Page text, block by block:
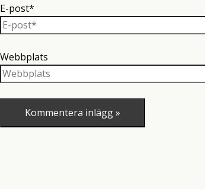
E-post*
Webbplats